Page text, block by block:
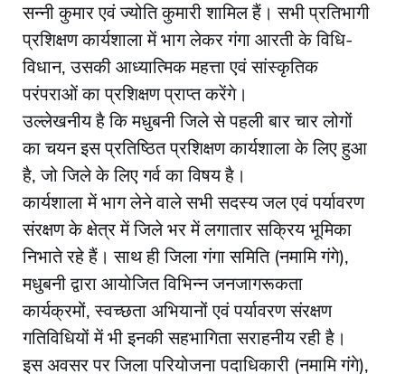
सन्नी कुमार एवं ज्योति कुमारी शामिल हैं। सभी प्रतिभागी
प्रशिक्षण कार्यशाला में भाग लेकर गंगा आरती के विधि-
विधान, उसकी आध्यात्मिक महत्ता एवं सांस्कृतिक
परंपराओं का प्रशिक्षण प्राप्त करेंगे।
उल्लेखनीय है कि मधुबनी जिले से पहली बार चार लोगों
का चयन इस प्रतिष्ठित प्रशिक्षण कार्यशाला के लिए हुआ
है, जो जिले के लिए गर्व का विषय है।
कार्यशाला में भाग लेने वाले सभी सदस्य जल एवं पर्यावरण
संरक्षण के क्षेत्र में जिले भर में लगातार सक्रिय भूमिका
निभाते रहे हैं। साथ ही जिला गंगा समिति (नमामि गंगे),
मधुबनी द्वारा आयोजित विभिन्न जनजागरूकता
कार्यक्रमों, स्वच्छता अभियानों एवं पर्यावरण संरक्षण
गतिविधियों में भी इनकी सहभागिता सराहनीय रही है।
इस अवसर पर जिला परियोजना पदाधिकारी (नमामि गंगे),